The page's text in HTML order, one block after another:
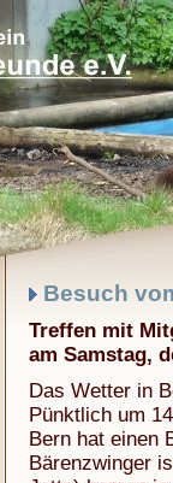
Besuch
Treffen mit
am Samstag,
Das Wetter in
Pünktlich um
Bern hat einen
Bärenzwinger